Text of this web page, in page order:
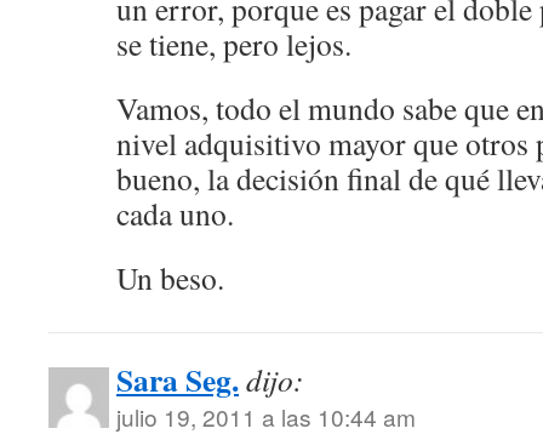
un error, porque es pagar el
se tiene, pero lejos.
Vamos, todo el mundo sabe que
nivel adquisitivo mayor que otros
bueno, la decisión final de qué
cada uno.
Un beso.
Sara Seg.dijo:
julio 19, 2011 a las 10:44 am